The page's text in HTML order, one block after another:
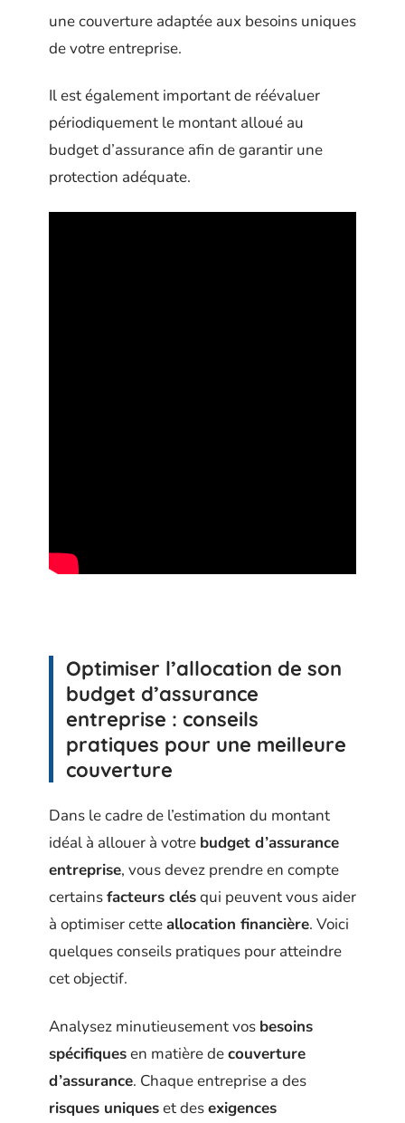
une couverture adaptée aux besoins uniques
de votre entreprise.
Il est également important de réévaluer
périodiquement le montant alloué au
budget d’assurance afin de garantir une
protection adéquate.
Optimiser l’allocation de son
budget d’assurance
entreprise : conseils
pratiques pour une meilleure
couverture
Dans le cadre de l’estimation du montant
idéal à allouer à votre budget d’assurance
entreprise, vous devez prendre en compte
certainsfacteurs clésqui peuvent vous aider
à optimiser cetteallocation financière. Voici
quelques conseils pratiques pour atteindre
cet objectif.
Analysez minutieusement vos besoins
spécifiquesen matière decouverture
d’assurance. Chaque entreprise a des
risques uniqueset desexigences